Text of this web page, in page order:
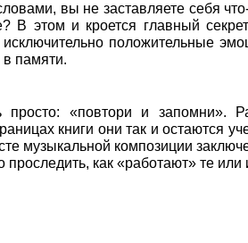
вы не заставляете себя
В этом и кроется главный
положительные
в памяти.
просто: «повтори и запомни».
книги они так и остаются
музыкальной композиции
проследить, как «работают» те